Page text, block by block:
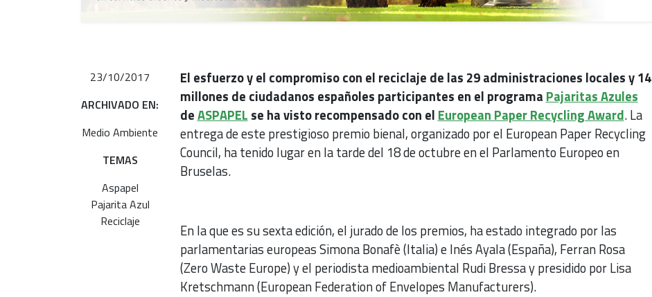
23/10/2017
ARCHIVADO EN:
Medio Ambiente
TEMAS
Aspapel
Pajarita Azul
Reciclaje
El esfuerzo y el compromiso con el reciclaje de las 29 administraciones locales y 14
millones de ciudadanos españoles participantes en el programa Pajaritas Azules
deASPAPEL se ha visto recompensado con el European Paper Recycling Award. La
entrega de este prestigioso premio bienal, organizado por el European Paper Recycling
Council, ha tenido lugar en la tarde del 18 de octubre en el Parlamento Europeo en
Bruselas.
En la que es su sexta edición, el jurado de los premios, ha estado integrado por las
parlamentarias europeas Simona Bonafè (Italia) e Inés Ayala (España), Ferran Rosa
(Zero Waste Europe) y el periodista medioambiental Rudi Bressa y presidido por Lisa
Kretschmann (European Federation of Envelopes Manufacturers).